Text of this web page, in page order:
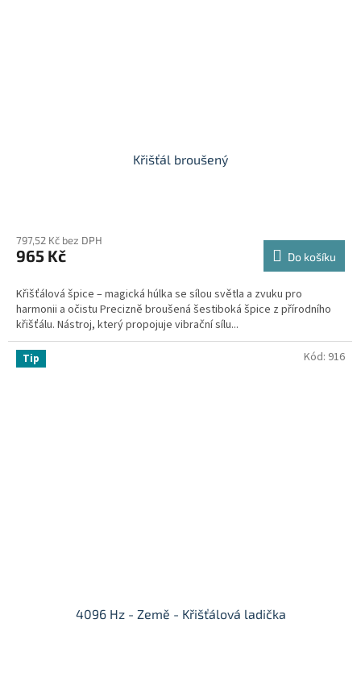
Křišťál broušený
produktu
je
z
5
hvězdiček.
797,52 Kč bez DPH
965 Kč Do košíku
Křišťálová špice – magická húlka se sílou světla a zvuku pro
harmonii a očistu Precizně broušená šestiboká špice z přírodního
křišťálu. Nástroj, který propojuje vibrační sílu...
Tip
4096 Hz - Země - Křišťálová ladička
Kód: 916